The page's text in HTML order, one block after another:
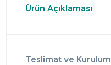
Ürün Açıklaması
Teslimat ve Kurulum